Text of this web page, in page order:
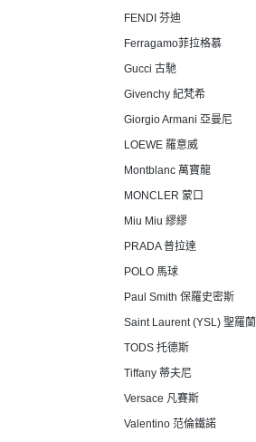
FENDI 芬迪
Ferragamo菲拉格慕
Gucci 古馳
Givenchy 紀梵希
Giorgio Armani 亞曼尼
LOEWE 羅意威
Montblanc 萬寶龍
MONCLER 蒙口
Miu Miu 繆繆
PRADA 普拉達
POLO 馬球
Paul Smith 保羅史密斯
Saint Laurent (YSL) 聖羅蘭
TODS 托德斯
Tiffany 蒂夫尼
Versace 凡賽斯
Valentino 范倫鐵諾